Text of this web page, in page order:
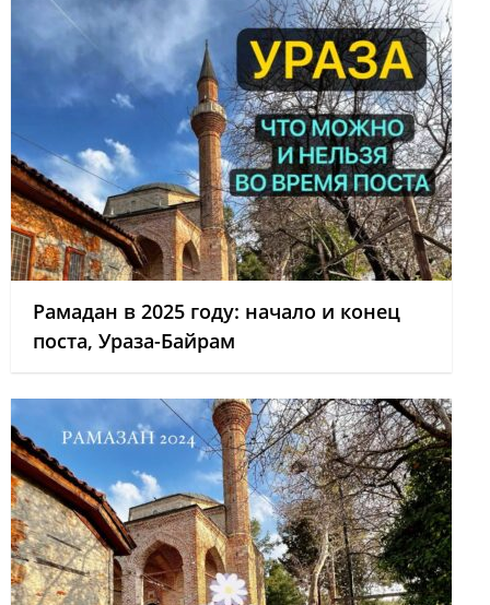
Рамадан в 2025 году: начало и конец
поста, Ураза-Байрам